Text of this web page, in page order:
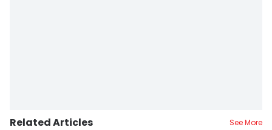
Related Articles See More